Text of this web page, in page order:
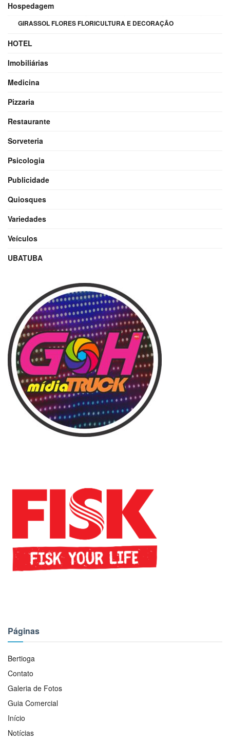
Hospedagem
GIRASSOL FLORES FLORICULTURA E DECORAÇÃO
HOTEL
Imobiliárias
Medicina
Pizzaria
Restaurante
Sorveteria
Psicologia
Publicidade
Quiosques
Variedades
Veículos
UBATUBA
Páginas
Bertioga
Contato
Galeria de Fotos
Guia Comercial
Início
Notícias